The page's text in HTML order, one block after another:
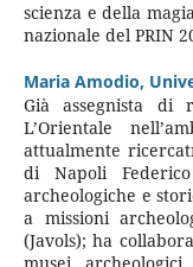
scienza e della
nazionale del PRIN
Maria Amodio,
Già assegnista di
L’Orientale
attualmente
di Napoli
archeologiche e
a missioni
(Javols); ha